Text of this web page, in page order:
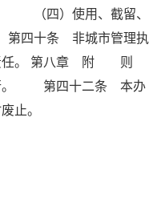
（四）使用、截留、
四十条 非城市管理执
责任。 第八章 附 则
行。 第四十二条 本办
止。